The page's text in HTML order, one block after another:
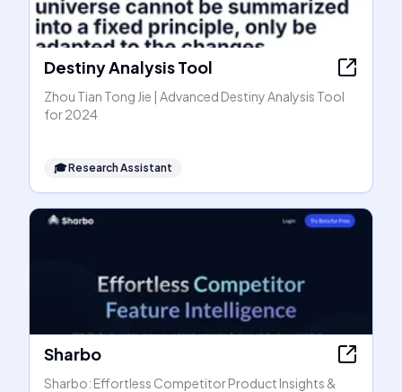
Destiny Analysis Tool
Zhou Tian Tong Jie | Advanced Destiny Analysis Tool
for 2024
🎓Research Assistant
Sharbo
Sharbo: Effortless Competitor Product Insights &